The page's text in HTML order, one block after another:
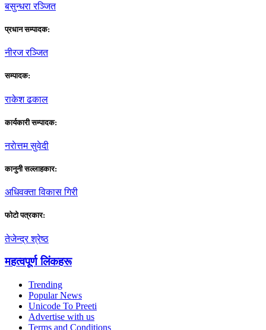
बसुन्धरा रञ्जित
प्रधान सम्पादक:
नीरज रञ्जित
सम्पादक:
राकेश ढकाल
कार्यकारी सम्पादक:
नराेत्तम सुवेदी
कानुनी सल्लाहकार:
अधिवक्ता विकास गिरी
फाेटाे पत्रकार:
तेजेन्द्र श्रेष्ठ
महत्वपूर्ण लिंकहरू
Trending
Popular News
Unicode To Preeti
Advertise with us
Terms and Conditions